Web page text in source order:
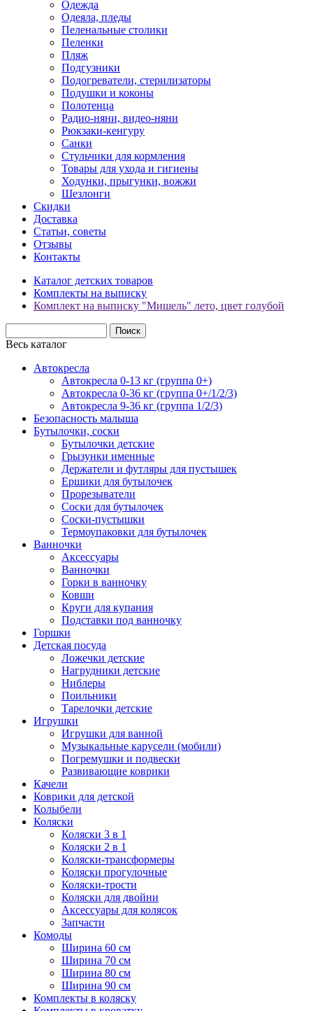
Одежда
Одеяла, пледы
Пеленальные столики
Пеленки
Пляж
Подгузники
Подогреватели, стерилизаторы
Подушки и коконы
Полотенца
Радио-няни, видео-няни
Рюкзаки-кенгуру
Санки
Стульчики для кормления
Товары для ухода и гигиены
Ходунки, прыгунки, вожжи
Шезлонги
Скидки
Доставка
Статьи, советы
Отзывы
Контакты
Каталог детских товаров
Комплекты на выписку
Комплект на выписку "Мишель" лето, цвет голубой
Весь каталог
Автокресла
Автокресла 0-13 кг (группа 0+)
Автокресла 0-36 кг (группа 0+/1/2/3)
Автокресла 9-36 кг (группа 1/2/3)
Безопасность малыша
Бутылочки, соски
Бутылочки детские
Грызунки именные
Держатели и футляры для пустышек
Ершики для бутылочек
Прорезыватели
Соски для бутылочек
Соски-пустышки
Термоупаковки для бутылочек
Ванночки
Аксессуары
Ванночки
Горки в ванночку
Ковши
Круги для купания
Подставки под ванночку
Горшки
Детская посуда
Ложечки детские
Нагрудники детские
Ниблеры
Поильники
Тарелочки детские
Игрушки
Игрушки для ванной
Музыкальные карусели (мобили)
Погремушки и подвески
Развивающие коврики
Качели
Коврики для детской
Колыбели
Коляски
Коляски 3 в 1
Коляски 2 в 1
Коляски-трансформеры
Коляски прогулочные
Коляски-трости
Коляски для двойни
Аксессуары для колясок
Запчасти
Комоды
Ширина 60 см
Ширина 70 см
Ширина 80 см
Ширина 90 см
Комплекты в коляску